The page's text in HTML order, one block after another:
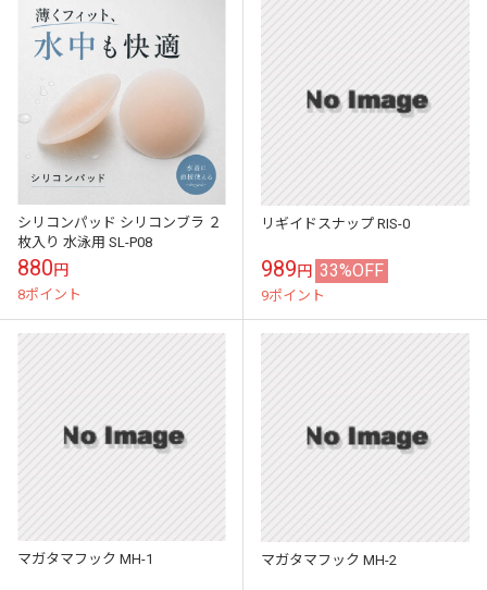
シリコンパッド シリコンブラ ２
枚入り 水泳用 SL-P08
880円
8ポイント
リギイドスナップ RIS-0
989円 33%OFF
9ポイント
マガタマフック MH-1 マガタマフック MH-2